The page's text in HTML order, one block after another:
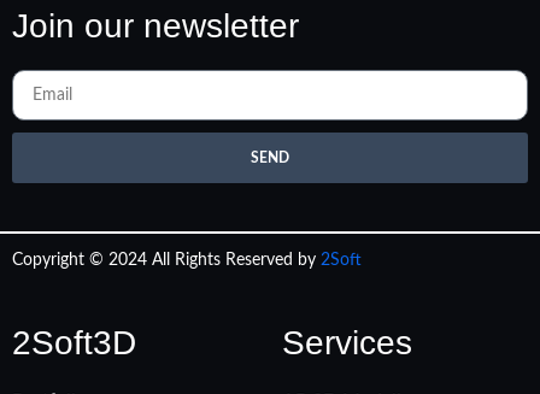
Join our newsletter
SEND
Copyright © 2024 All Rights Reserved by 2Soft
2Soft3D Services